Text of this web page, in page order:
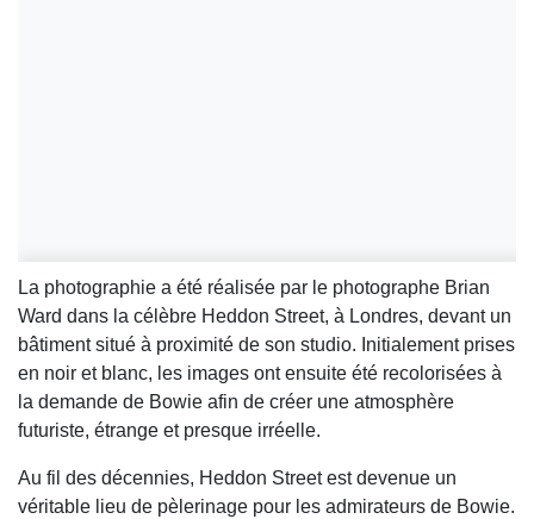
La photographie a été réalisée par le photographe Brian
Ward dans la célèbre Heddon Street, à Londres, devant un
bâtiment situé à proximité de son studio. Initialement prises
en noir et blanc, les images ont ensuite été recolorisées à
la demande de Bowie afin de créer une atmosphère
futuriste, étrange et presque irréelle.
Au fil des décennies, Heddon Street est devenue un
véritable lieu de pèlerinage pour les admirateurs de Bowie.